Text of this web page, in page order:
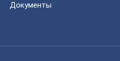
Документы